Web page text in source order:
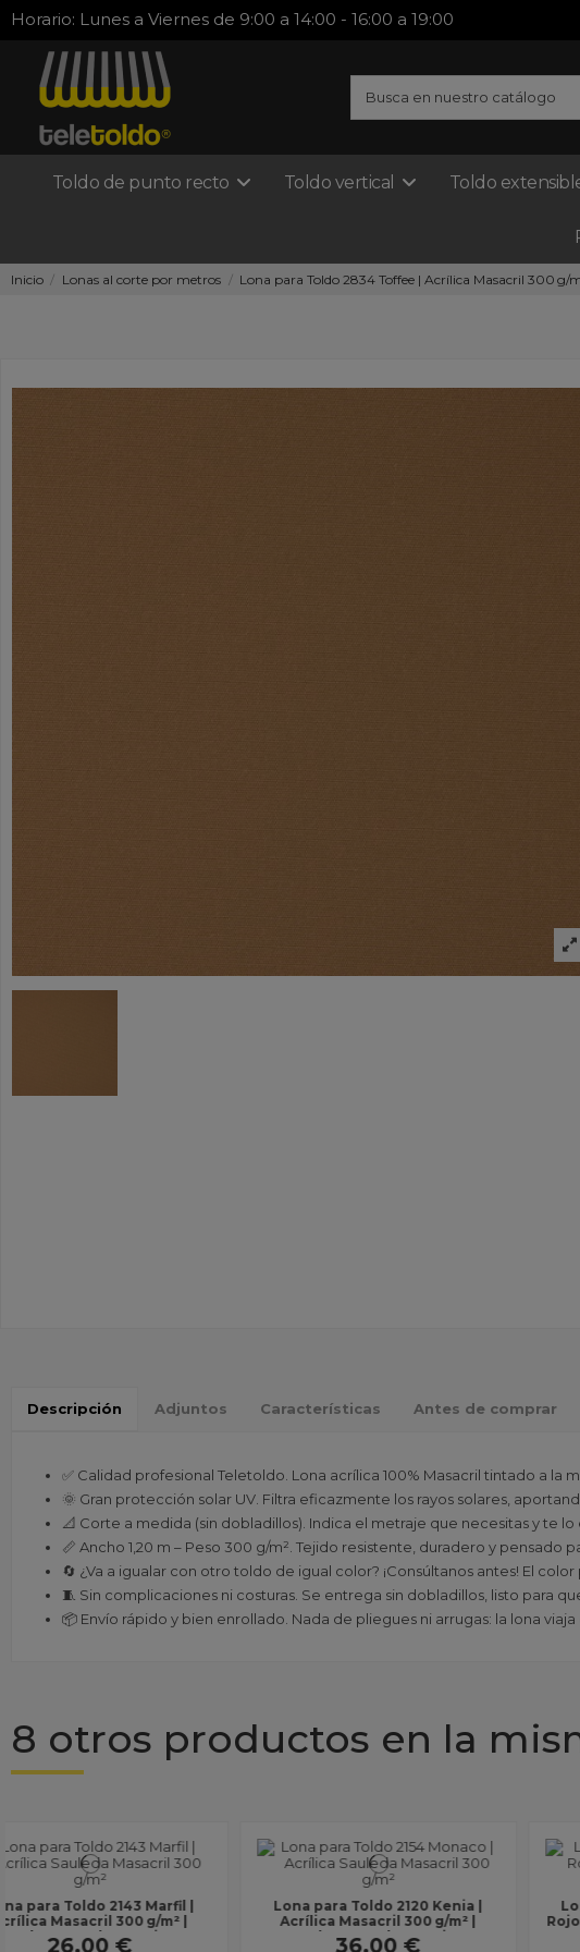
Horario: Lunes a Viernes de 9:00 a 14:00 - 16:00 a 19:00
Toldo de punto recto Toldo vertical Toldo
Inicio Lonas al corte por metros Lona para Toldo 2834 Toffee | Acrílica Masacril 300 g/
Descripción Adjuntos Características Antes de comprar
✅ Calidad profesional Teletoldo. Lona acrílica 100% Masacril tintado a la
🌞 Gran protección solar UV. Filtra eficazmente los rayos solares,
📐 Corte a medida (sin dobladillos). Indica el metraje que necesitas y te
📏 Ancho 1,20 m – Peso 300 g/m². Tejido resistente, duradero y
🔄 ¿Va a igualar con otro toldo de igual color? ¡Consúltanos antes! El
🧵 Sin complicaciones ni costuras. Se entrega sin dobladillos, listo para
📦 Envío rápido y bien enrollado. Nada de pliegues ni arrugas: la lona
8 otros productos en la
Lona para Toldo 3583 Tweed
Rojo | Acrílica Masacril 300 g/m² |
Ancho 1,20 m | Lona sin...
26,00 €
Commercial 95 METAL Ref.: 7913 |
340 g/m² | Tejido HDPE para
Velas de Sombra | Ancho 3...
165,00 €